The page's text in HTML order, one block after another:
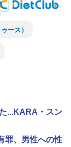
ース）
...KARA・スン
罪、男性への性